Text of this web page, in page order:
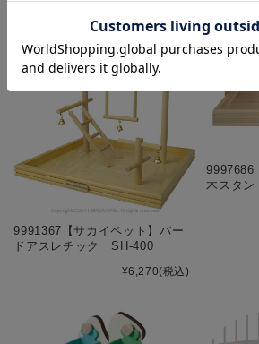
9991367【サカイペット】バー
ドアスレチック SH-400
¥6,270(税込)
9997686
木スタン